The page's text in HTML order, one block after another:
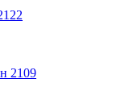
2109